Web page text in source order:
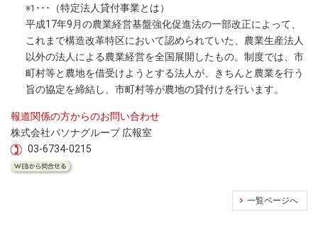
※1 ･･･（特定法人貸付事業とは）
平成17年9月の農業経営基盤強化促進法の一部改正によって、
これまで構造改革特区において認められていた、農業生産法人
以外の法人による農業経営を全国展開したもの。制度では、市
町村等と農地を借受けようとする法人が、きちんと農業を行う
旨の協定を締結し、市町村等が農地の貸付けを行います。
報道関係の方からのお問い合わせ
株式会社パソナグループ 広報室
03-6734-0215
一覧ページへ